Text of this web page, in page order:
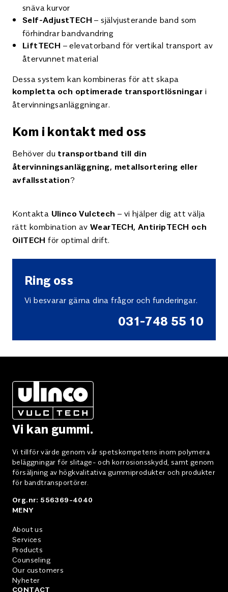
snäva kurvor
Self-AdjustTECH – självjusterande band som
förhindrar bandvandring
LiftTECH – elevatorband för vertikal transport av
återvunnet material
Dessa system kan kombineras för att skapa
kompletta och optimerade transportlösningar i
återvinningsanläggningar.
Kom i kontakt med oss
Behöver du transportband till din
återvinningsanläggning, metallsortering eller
avfallsstation?
Kontakta Ulinco Vulctech – vi hjälper dig att välja
rätt kombination av WearTECH, AntiripTECH och
OilTECH för optimal drift.
Ring oss
Vi besvarar gärna dina frågor och funderingar.
031-748 55 10
Vi kan gummi.
Vi tillför värde genom vår spetskompetens inom polymera
beläggningar för slitage- och korrosionsskydd, samt genom
försäljning av högkvalitativa gummiprodukter och produkter
för bandtransportörer.
Org.nr: 556369-4040
MENY
About us
Services
Products
Counseling
Our customers
Nyheter
CONTACT